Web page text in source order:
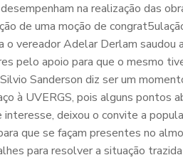
na realização das
de uma moção de
o vereador Adelar Derlam
pelo apoio para que o mesmo
Sanderson diz ser um
à UVERGS, pois alguns pontos
deixou o convite a
que se façam presentes no
para resolver a situação